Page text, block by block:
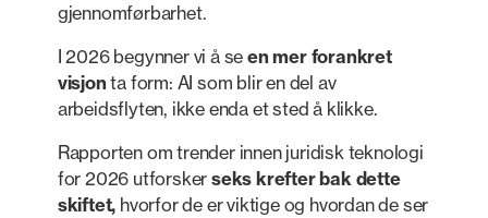
gjennomførbarhet.
I 2026 begynner vi å se en mer forankret
visjon ta form: AI som blir en del av
arbeidsflyten, ikke enda et sted å klikke.
Rapporten om trender innen juridisk teknologi
for 2026 utforsker seks krefter bak dette
skiftet, hvorfor de er viktige og hvordan de ser